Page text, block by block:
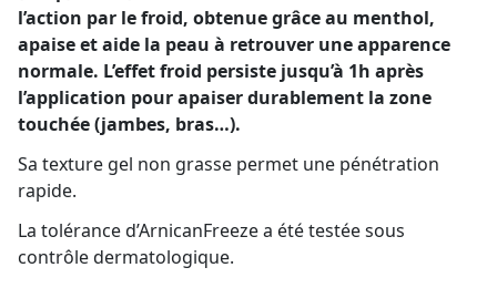
l’action par le froid, obtenue grâce au menthol,
apaise et aide la peau à retrouver une apparence
normale. L’effet froid persiste jusqu’à 1h après
l’application pour apaiser durablement la zone
touchée (jambes, bras…).
Sa texture gel non grasse permet une pénétration
rapide.
La tolérance d’ArnicanFreeze a été testée sous
contrôle dermatologique.